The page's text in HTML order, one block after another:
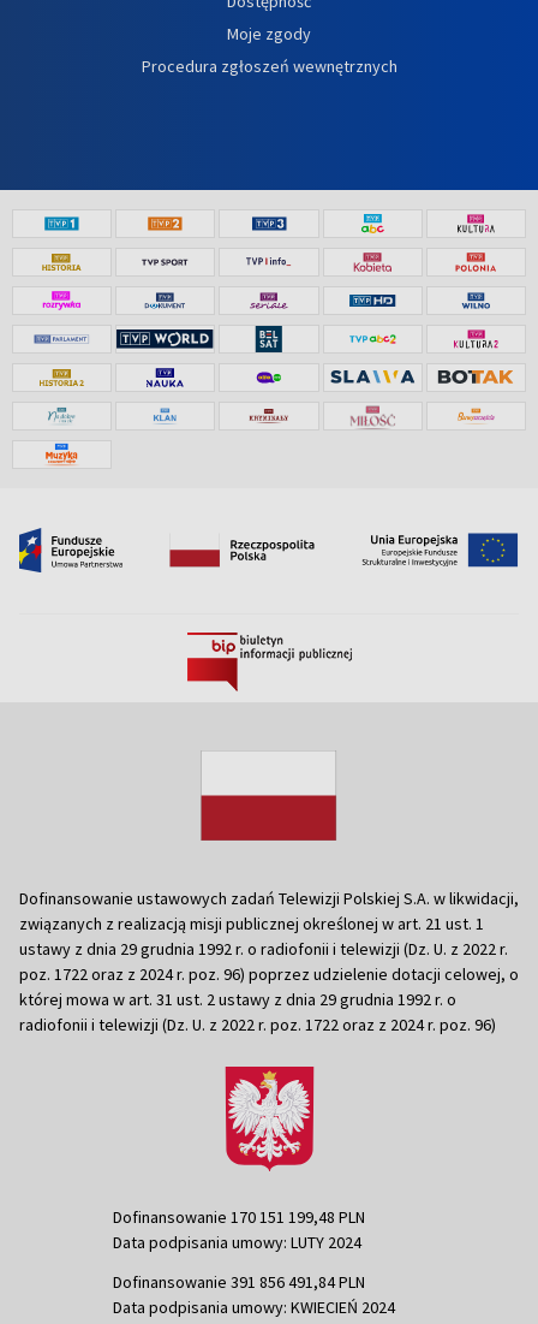
Moje zgody
Procedura zgłoszeń wewnętrznych
Dofinansowanie ustawowych zadań Telewizji Polskiej S.A. w likwidacji,
związanych z realizacją misji publicznej określonej w art. 21 ust. 1
ustawy z dnia 29 grudnia 1992 r. o radiofonii i telewizji (Dz. U. z 2022 r.
poz. 1722 oraz z 2024 r. poz. 96) poprzez udzielenie dotacji celowej, o
której mowa w art. 31 ust. 2 ustawy z dnia 29 grudnia 1992 r. o
radiofonii i telewizji (Dz. U. z 2022 r. poz. 1722 oraz z 2024 r. poz. 96)
Dofinansowanie 170 151 199,48 PLN
Data podpisania umowy: LUTY 2024
Dofinansowanie 391 856 491,84 PLN
Data podpisania umowy: KWIECIEŃ 2024